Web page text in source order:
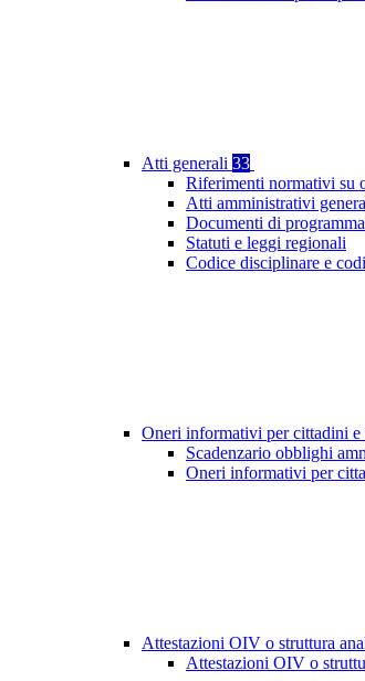
Atti generali 33
Riferimenti normativi su
Atti amministrativi
Documenti di
Statuti e leggi regionali
Codice disciplinare e
Oneri informativi per cittadini e
Scadenzario obblighi
Oneri informativi per
Attestazioni OIV o struttura
Attestazioni OIV o